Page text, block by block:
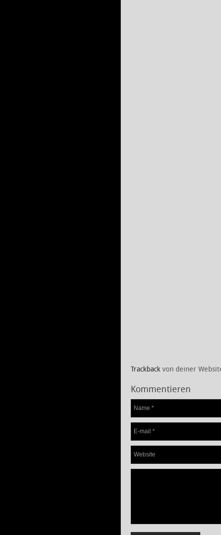
Trackback von deiner
Kommentieren